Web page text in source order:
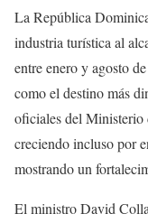
La República
industria turística al
entre enero y agosto
como el destino más
oficiales del Ministerio
creciendo incluso por
mostrando un
El ministro David